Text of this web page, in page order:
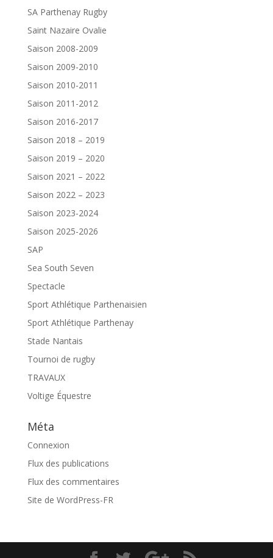
SA Parthenay Rugby
Saint Nazaire Ovalie
Saison 2008-2009
Saison 2009-2010
Saison 2010-2011
Saison 2011-2012
Saison 2016-2017
Saison 2018 – 2019
Saison 2019 – 2020
Saison 2021 – 2022
Saison 2022 – 2023
Saison 2023-2024
Saison 2025-2026
SAP
Sea South Seven
Spectacle
Sport Athlétique Parthenaisien
Sport Athlétique Parthenay
Stade Nantais
Tournoi de rugby
TRAVAUX
Voltige Équestre
Méta
Connexion
Flux des publications
Flux des commentaires
Site de WordPress-FR